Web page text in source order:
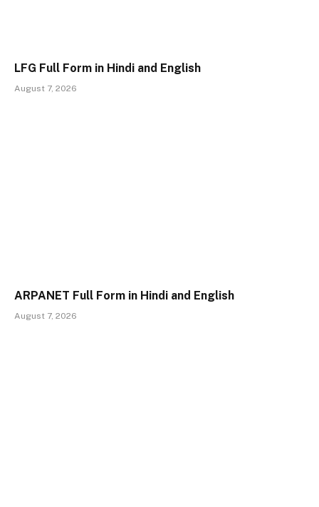
LFG Full Form in Hindi and English
August 7, 2026
ARPANET Full Form in Hindi and English
August 7, 2026